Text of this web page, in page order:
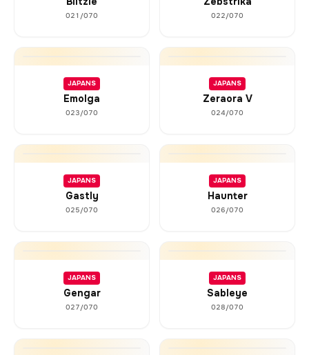
021/070 022/070
JAPANS
Emolga
023/070
JAPANS
Zeraora V
024/070
JAPANS
Gastly
025/070
JAPANS
Haunter
026/070
JAPANS
Gengar
027/070
JAPANS
Sableye
028/070